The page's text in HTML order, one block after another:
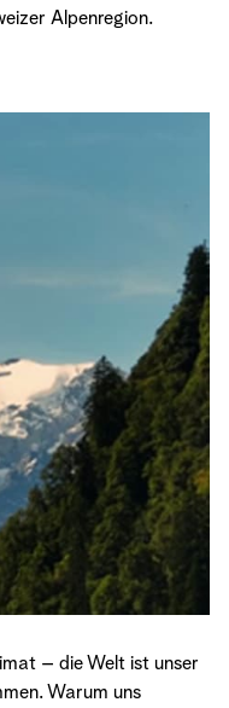
Alpenregion.
– die Welt ist unser
Warum uns